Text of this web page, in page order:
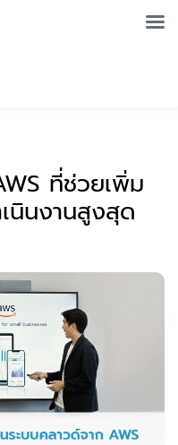
ที่ช่วยเพิ่ม
นินงานสูงสุด